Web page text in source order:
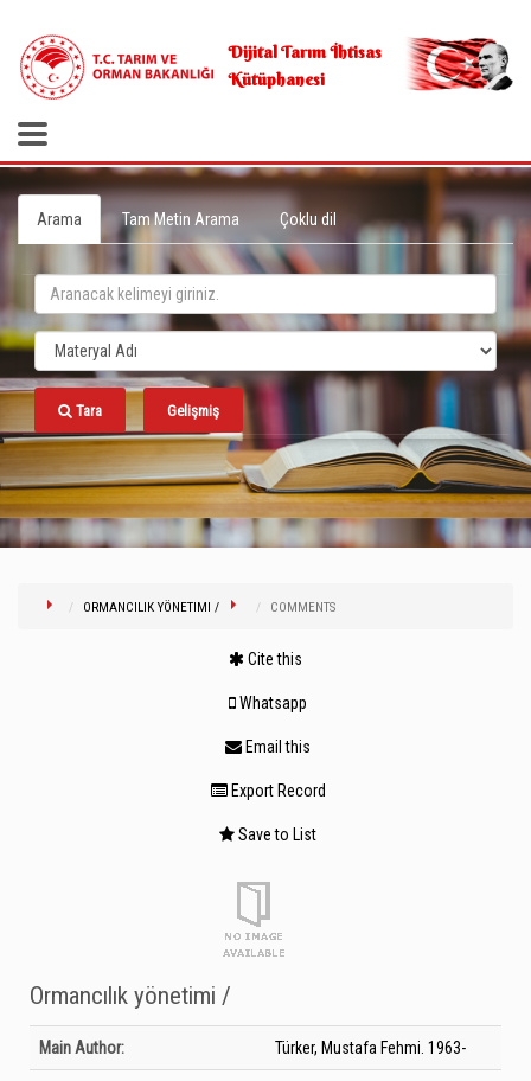
Dijital Tarım İhtisas
Kütüphanesi
Arama Tam Metin Arama Çoklu dil
Tara Gelişmiş
ORMANCILIK YÖNETIMI / COMMENTS
Cite this
Whatsapp
Email this
Export Record
Save to List
Ormancılık yönetimi /
Bibliographic Details
Main Author: Türker, Mustafa Fehmi. 1963-